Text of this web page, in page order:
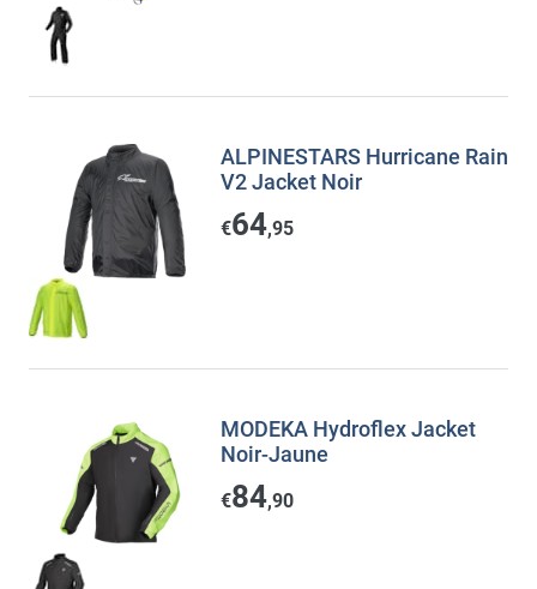
ALPINESTARS Hurricane Rain
V2 Jacket Noir
€64,95
MODEKA Hydroflex Jacket
Noir-Jaune
€84,90